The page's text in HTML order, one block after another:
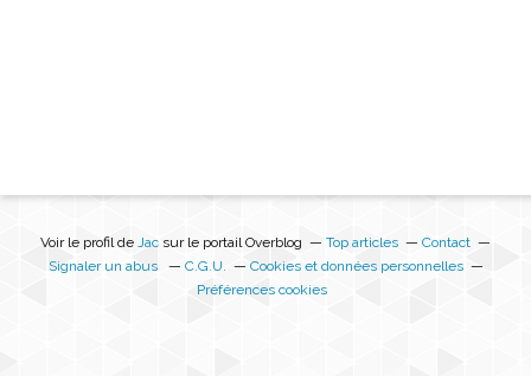
Voir le profil de Jac sur le portail Overblog Top articles
Contact
Signaler un abus
C.G.U.
Cookies et données personnelles
Préférences cookies